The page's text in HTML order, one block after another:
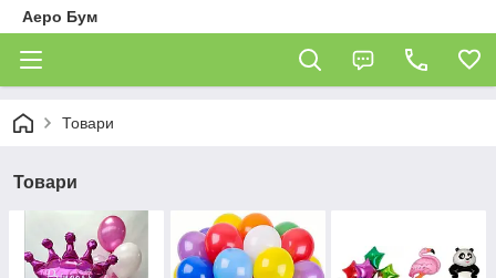
Аеро Бум
Товари
Товари